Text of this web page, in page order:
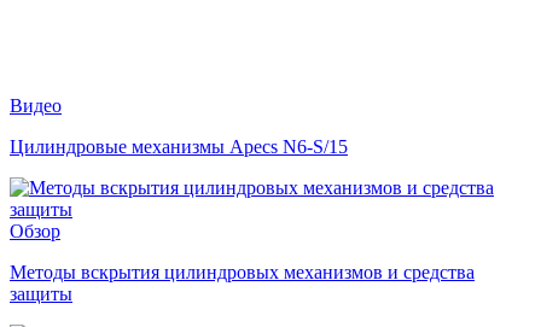
Видео
Цилиндровые механизмы Apecs N6-S/15
Обзор
Методы вскрытия цилиндровых механизмов и средства
защиты